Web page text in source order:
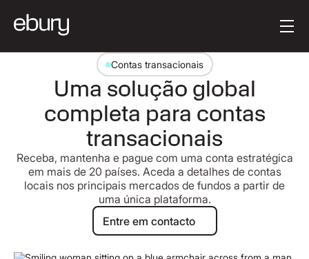
Contas transacionais
Uma solução global
completa para contas
transacionais
Receba, mantenha e pague com uma conta estratégica
em mais de 20 países. Aceda a detalhes de contas
locais nos principais mercados de fundos a partir de
uma única plataforma.
Entre em contacto
Entre em contacto